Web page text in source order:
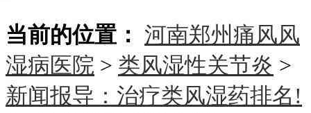
当前的位置： 河南郑州痛风风
湿病医院 > 类风湿性关节炎 >
新闻报导：治疗类风湿药排名!